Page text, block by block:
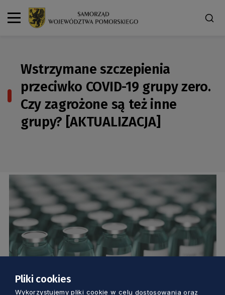
Wstrzymane szczepienia
przeciwko COVID-19 grupy zero.
Czy zagrożone są też inne
grupy? [AKTUALIZACJA]
Pliki cookies
Wykorzystujemy pliki cookie w celu dostosowania oraz